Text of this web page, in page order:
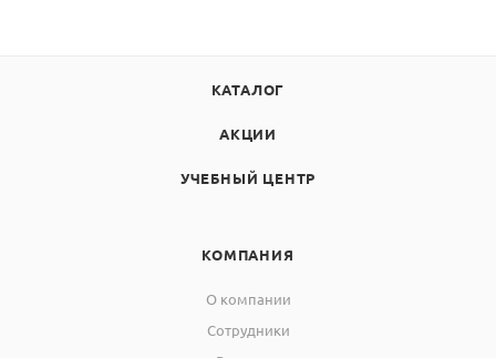
КАТАЛОГ
АКЦИИ
УЧЕБНЫЙ ЦЕНТР
КОМПАНИЯ
О компании
Сотрудники